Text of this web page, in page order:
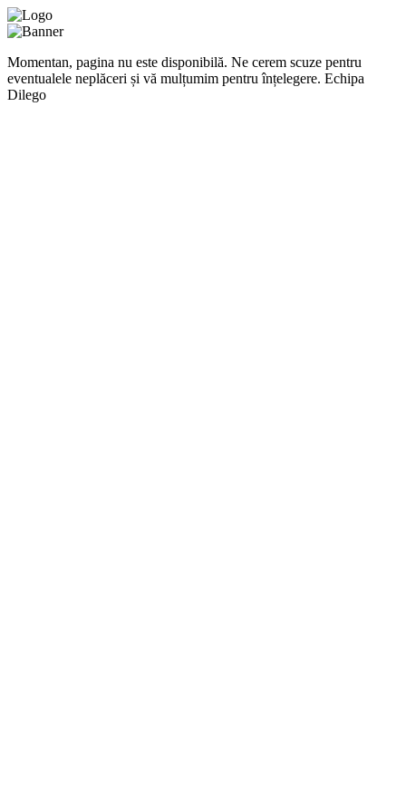
Momentan, pagina nu este disponibilă. Ne cerem scuze pentru
eventualele neplăceri și vă mulțumim pentru înțelegere. Echipa
Dilego